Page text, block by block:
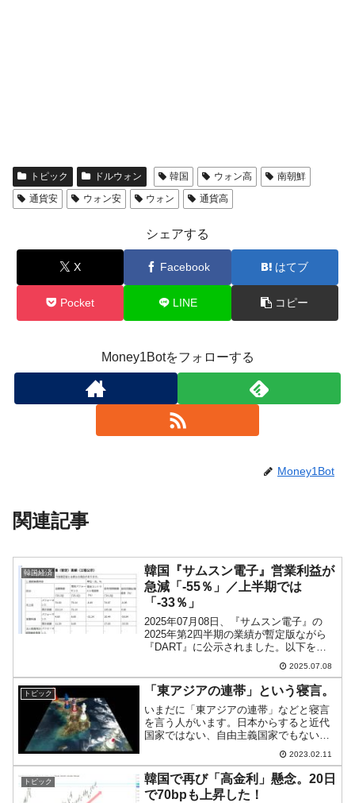
トピック ドルウォン 韓国 ウォン高
南朝鮮
通貨安
ウォン安 ウォン 通貨高
シェアする
X Facebook はてブ
Pocket LINE コピー
Money1Botをフォローする
Money1Bot
関連記事
韓国経済
韓国『サムスン電子』営業利益が
急減「-55％」／上半期では
「-33％」
2025年07月08日、『サムスン電子』の
2025年第2四半期の業績が暫定版ながら
『DART』に公示されました。以下をご
覧ください。2025年第2四半期総売上：
74.0兆ウォン（-0.09％）営業利益：4.60
兆ウォン（-55.94％）20...
2025.07.08
トピック 「東アジアの連帯」という寝言。
いまだに「東アジアの連帯」などと寝言
を言う人がいます。日本からすると近代
国家ではない、自由主義国家でもない国
との連帯などできるわけがありません。
その国を成立させている根本部分の秩
序・ルールが違うのになぜ連帯などでき
るでしょうか。もう何度だっ...
2023.02.11
トピック
韓国で再び「高金利」懸念。20日
で70bpも上昇した！